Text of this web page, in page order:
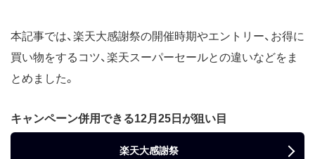
本記事では、楽天大感謝祭の開催時期やエントリー、お得に
買い物をするコツ、楽天スーパーセールとの違いなどをま
とめました。
キャンペーン併用できる12月25日が狙い目
楽天大感謝祭